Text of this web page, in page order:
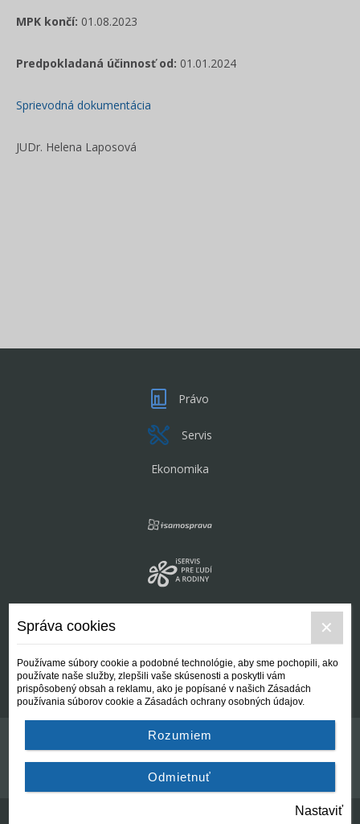
MPK končí: 01.08.2023
Predpokladaná účinnosť od: 01.01.2024
Sprievodná dokumentácia
JUDr. Helena Laposová
Právo
Servis
Ekonomika
Kontakt
Všeobecné podmienky
Správa cookies
Používame súbory cookie a podobné technológie, aby sme pochopili, ako
používate naše služby, zlepšili vaše skúsenosti a poskytli vám
prispôsobený obsah a reklamu, ako je popísané v našich Zásadách
používania súborov cookie a Zásadách ochrany osobných údajov.
Rozumiem
Odmietnuť
Nastaviť